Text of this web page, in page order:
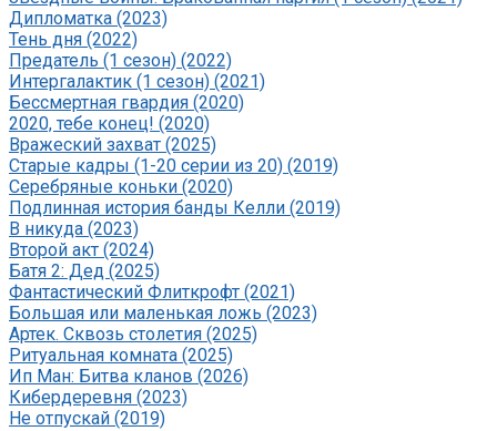
Дипломатка (2023)
Тень дня (2022)
Предатель (1 сезон) (2022)
Интергалактик (1 сезон) (2021)
Бессмертная гвардия (2020)
2020, тебе конец! (2020)
Вражеский захват (2025)
Старые кадры (1-20 серии из 20) (2019)
Серебряные коньки (2020)
Подлинная история банды Келли (2019)
В никуда (2023)
Второй акт (2024)
Батя 2: Дед (2025)
Фантастический Флиткрофт (2021)
Большая или маленькая ложь (2023)
Артек. Сквозь столетия (2025)
Ритуальная комната (2025)
Ип Ман: Битва кланов (2026)
Кибердеревня (2023)
Не отпускай (2019)